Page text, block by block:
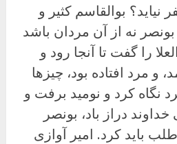
نیاید؟ بوالقاسم کثیر و
نه از آن مردان باشد
را گفت تا آنجا رود و
و مرد افتاده بود، چیزها
نگاه کرد و نومید برفت و
دراز باد، بونصر
باید کرد. امیر آوازی